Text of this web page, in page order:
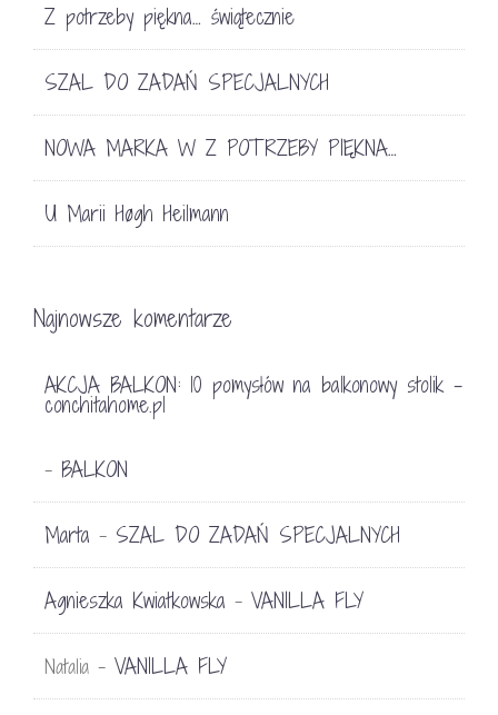
Z potrzeby piękna… świątecznie
SZAL DO ZADAŃ SPECJALNYCH
NOWA MARKA W Z POTRZEBY PIĘKNA…
U Marii Høgh Heilmann
Najnowsze komentarze
AKCJA BALKON: 10 pomysłów na balkonowy stolik -
conchitahome.pl
- BALKON
Marta - SZAL DO ZADAŃ SPECJALNYCH
Agnieszka Kwiatkowska - VANILLA FLY
Natalia - VANILLA FLY